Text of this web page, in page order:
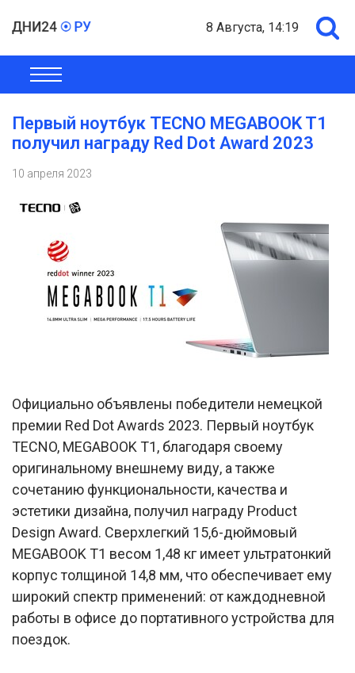
8 Августа, 14:19
ОБЩЕСТВО
Первый ноутбук TECNO MEGABOOK T1
получил награду Red Dot Award 2023
10 апреля 2023
Официально объявлены победители немецкой
премии Red Dot Awards 2023. Первый ноутбук
TECNO, MEGABOOK T1, благодаря своему
оригинальному внешнему виду, а также
сочетанию функциональности, качества и
эстетики дизайна, получил награду Product
Design Award. Сверхлегкий 15,6-дюймовый
MEGABOOK T1 весом 1,48 кг имеет ультратонкий
корпус толщиной 14,8 мм, что обеспечивает ему
широкий спектр применений: от каждодневной
работы в офисе до портативного устройства для
поездок.